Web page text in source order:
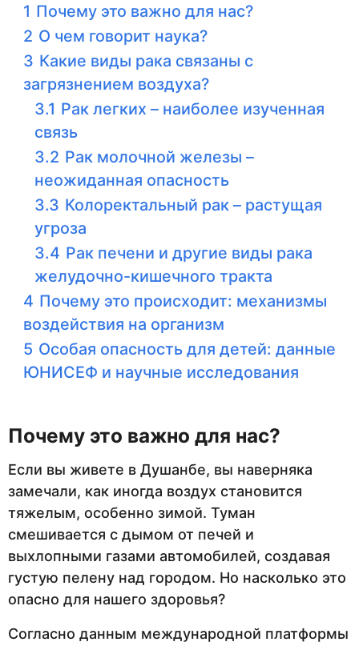
1 Почему это важно для нас?
2 О чем говорит наука?
3 Какие виды рака связаны с
загрязнением воздуха?
3.1 Рак легких – наиболее изученная
связь
3.2 Рак молочной железы –
неожиданная опасность
3.3 Колоректальный рак – растущая
угроза
3.4 Рак печени и другие виды рака
желудочно-кишечного тракта
4 Почему это происходит: механизмы
воздействия на организм
5 Особая опасность для детей: данные
ЮНИСЕФ и научные исследования
Почему это важно для нас?
Если вы живете в Душанбе, вы наверняка
замечали, как иногда воздух становится
тяжелым, особенно зимой. Туман
смешивается с дымом от печей и
выхлопными газами автомобилей, создавая
густую пелену над городом. Но насколько это
опасно для нашего здоровья?
Согласно данным международной платформы